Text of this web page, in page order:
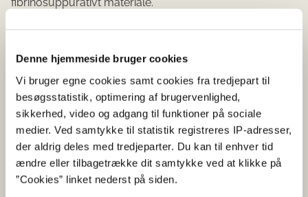
Denne hjemmeside bruger cookies
Vi bruger egne cookies samt cookies fra tredjepart til
besøgsstatistik, optimering af brugervenlighed,
sikkerhed, video og adgang til funktioner på sociale
medier. Ved samtykke til statistik registreres IP-adresser,
der aldrig deles med tredjeparter. Du kan til enhver tid
ændre eller tilbagetrække dit samtykke ved at klikke på
”Cookies” linket nederst på siden.
fibrinosuppurativt materiale.
Konklusion:
præparatet er sæde for en kronisk, fibrinopurulent
proliferativ og erosiv artritis i skulderleddet, med
periartikulær fibrosering. Baseret på graden af
reparatoriske forandringer vurderes læsionerne at have
en alder på flere uger.”
Det fremgår endvidere af afhøringsrapporten af 7. april
2022, at ejer oplyste, at soen i ca. tre uger forud for
leveringen havde gået i en aflastningssti med